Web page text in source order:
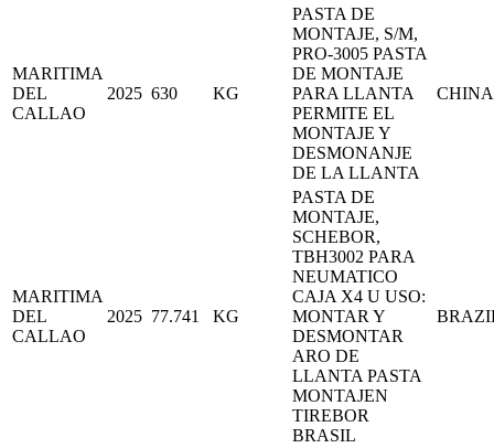
MARITIMA
DEL
CALLAO
2025 630 KG
PASTA DE
MONTAJE, S/M,
PRO-3005 PASTA
DE MONTAJE
PARA LLANTA
PERMITE EL
MONTAJE Y
DESMONANJE
DE LA LLANTA
CHINA
MARITIMA
DEL
CALLAO
2025 77.741 KG
PASTA DE
MONTAJE,
SCHEBOR,
TBH3002 PARA
NEUMATICO
CAJA X4 U USO:
MONTAR Y
DESMONTAR
ARO DE
LLANTA PASTA
MONTAJEN
TIREBOR
BRASIL